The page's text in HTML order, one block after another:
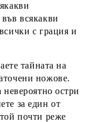
всякакви
с грация и
тайната на
ножове.
остри
за един от
почти реже